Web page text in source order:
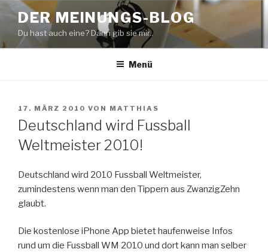
Zum
Inhalt
springen
DER MEINUNGS-BLOG
Du hast auch eine? Dann gib sie mir..
Menü
VERÖFFENTLICHT
AM
17. MÄRZ 2010 VON MATTHIAS
Deutschland wird Fussball
Weltmeister 2010!
Deutschland wird 2010 Fussball Weltmeister,
zumindestens wenn man den Tippern aus ZwanzigZehn
glaubt.
Die kostenlose iPhone App bietet haufenweise Infos
rund um die Fussball WM 2010 und dort kann man selber